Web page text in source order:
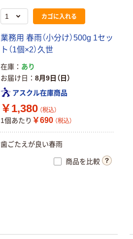
カゴに入れる
業務用 春雨（小分け）500g 1セッ
ト（1個×2）久世
在庫
あり
お届け日
8月9日（日）
アスクル在庫商品
￥1,380 （税込）
1個あたり ￥690 （税込）
歯ごたえが良い春雨
商品を比較